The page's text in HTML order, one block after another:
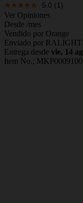
5.0 (1)
Ver Opiniones
Desde /mes
Vendido por Orange
Enviado por
Entrega desde vie, 14
Item No.;